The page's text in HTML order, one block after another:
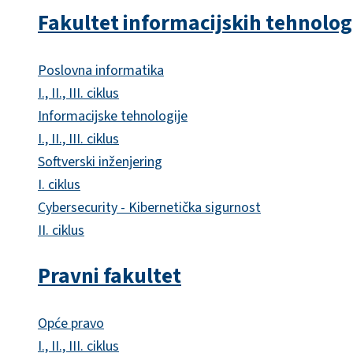
Fakultet informacijskih
Poslovna informatika
I., II., III. ciklus
Informacijske tehnologije
I., II., III. ciklus
Softverski inženjering
I. ciklus
Cybersecurity - Kibernetička sigurnost
II. ciklus
Pravni fakultet
Opće pravo
I., II., III. ciklus